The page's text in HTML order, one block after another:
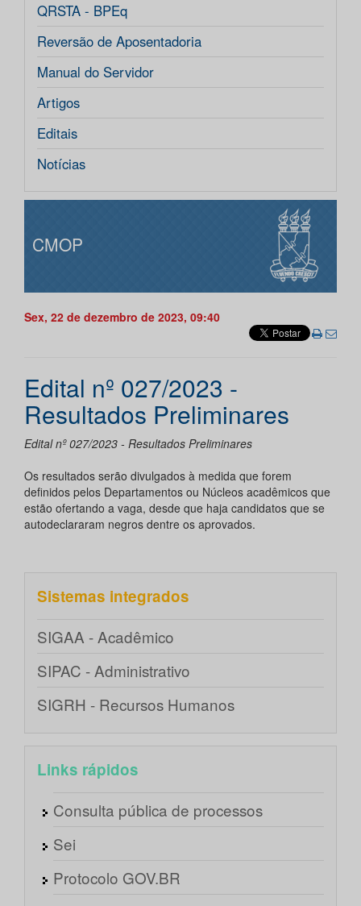
QRSTA - BPEq
Reversão de Aposentadoria
Manual do Servidor
Artigos
Editais
Notícias
CMOP
Sex, 22 de dezembro de 2023, 09:40
Edital nº 027/2023 -
Resultados Preliminares
Edital nº 027/2023 - Resultados Preliminares
Os resultados serão divulgados à medida que forem
definidos pelos Departamentos ou Núcleos acadêmicos que
estão ofertando a vaga, desde que haja candidatos que se
autodeclararam negros dentre os aprovados.
Sistemas integrados
SIGAA - Acadêmico
SIPAC - Administrativo
SIGRH - Recursos Humanos
Links rápidos
Consulta pública de processos
Sei
Protocolo GOV.BR